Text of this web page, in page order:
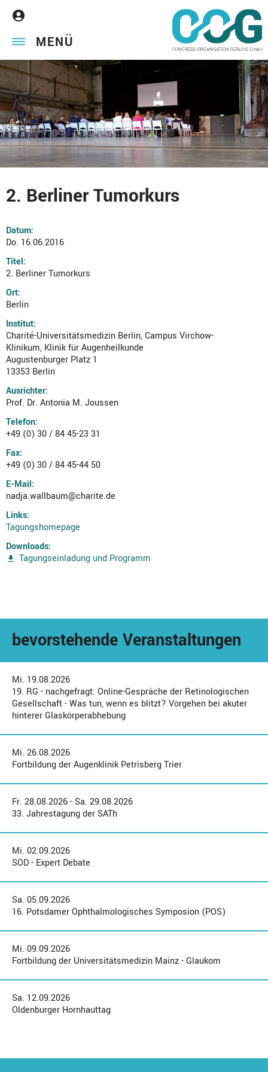
MENÜ
2. Berliner Tumorkurs
Datum:
Do. 16.06.2016
Titel:
2. Berliner Tumorkurs
Ort:
Berlin
Institut:
Charité-Universitätsmedizin Berlin, Campus Virchow-
Klinikum, Klinik für Augenheilkunde
Augustenburger Platz 1
13353 Berlin
Ausrichter:
Prof. Dr. Antonia M. Joussen
Telefon:
+49 (0) 30 / 84 45-23 31
Fax:
+49 (0) 30 / 84 45-44 50
E-Mail:
nadja.wallbaum@charite.de
Links:
Tagungshomepage
Downloads:
Tagungseinladung und Programm
bevorstehende Veranstaltungen
Mi. 19.08.2026
19. RG - nachgefragt: Online-Gespräche der Retinologischen
Gesellschaft - Was tun, wenn es blitzt? Vorgehen bei akuter
hinterer Glaskörperabhebung
Mi. 26.08.2026
Fortbildung der Augenklinik Petrisberg Trier
Fr. 28.08.2026 - Sa. 29.08.2026
33. Jahrestagung der SATh
Mi. 02.09.2026
SOD - Expert Debate
Sa. 05.09.2026
16. Potsdamer Ophthalmologisches Symposion (POS)
Mi. 09.09.2026
Fortbildung der Universitätsmedizin Mainz - Glaukom
Sa. 12.09.2026
Oldenburger Hornhauttag